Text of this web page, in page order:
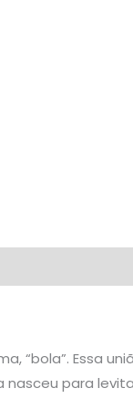
“bola”. Essa
nasceu para